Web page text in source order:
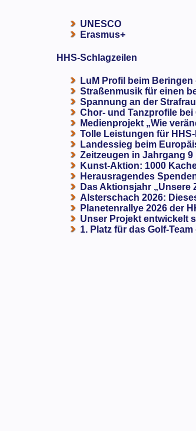
UNESCO
Erasmus+
HHS-Schlagzeilen
LuM Profil beim
Straßenmusik für einen
Spannung an der
Chor- und Tanzprofile bei
Medienprojekt „Wie
Tolle Leistungen für
Landessieg beim
Zeitzeugen in Jahrgang 9
Kunst-Aktion: 1000
Herausragendes
Das Aktionsjahr „Unsere
Alsterschach 2026:
Planetenrallye 2026 der
Unser Projekt entwickelt
1. Platz für das Golf-